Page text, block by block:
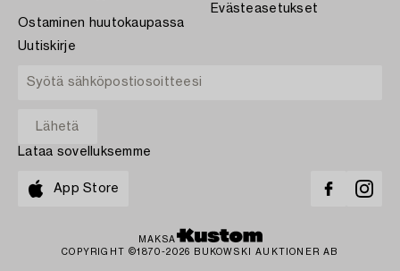
Ostaminen huutokaupassa
Evästeasetukset
Uutiskirje
Lataa sovelluksemme
App Store
MAKSA
COPYRIGHT ©1870-2026 BUKOWSKI AUKTIONER AB